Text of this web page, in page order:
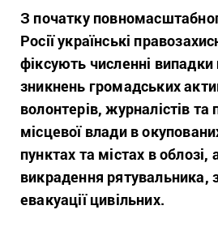
З початку
Росії українські
фіксують численні
зникнень громадських
волонтерів, журналістів та
місцевої влади в
пунктах та містах в
викрадення рятувальника,
евакуації цивільних.